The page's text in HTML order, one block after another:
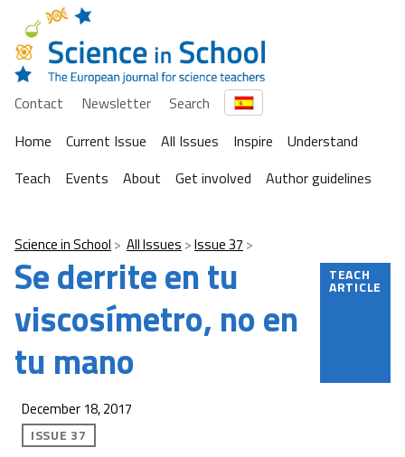
Contact Newsletter
Search
Home
Current Issue All Issues Inspire
Understand
Teach
Events About Get involved Author guidelines
Science in School All Issues Issue 37
Se derrite en tu
viscosímetro, no en
tu mano
TEACH
ARTICLE
December 18, 2017
ISSUE 37